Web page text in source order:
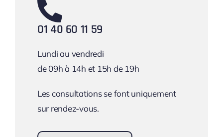
01 40 60 11 59
Lundi au vendredi
de 09h à 14h et 15h de 19h
Les consultations se font uniquement
sur rendez-vous.